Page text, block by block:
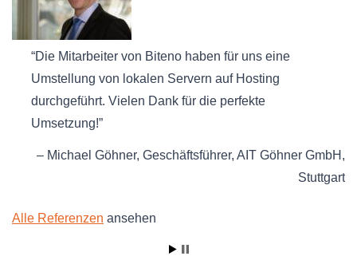
Die Mitarbeiter von Biteno haben für uns eine
Umstellung von lokalen Servern auf Hosting
durchgeführt. Vielen Dank für die perfekte
Umsetzung!
Michael Göhner Geschäftsführer AIT Göhner GmbH
Stuttgart
Alle Referenzen ansehen